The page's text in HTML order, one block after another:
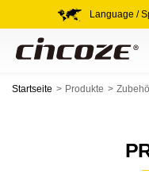
Language /
Startseite Produkte